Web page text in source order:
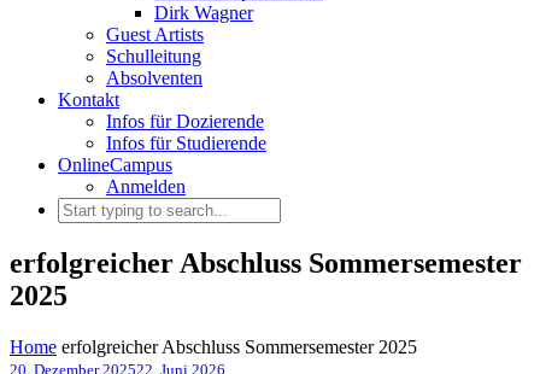
Dirk Wagner
Guest Artists
Schulleitung
Absolventen
Kontakt
Infos für Dozierende
Infos für Studierende
OnlineCampus
Anmelden
erfolgreicher Abschluss Sommersemester
2025
Home erfolgreicher Abschluss Sommersemester 2025
20. Dezember 202522. Juni 2026